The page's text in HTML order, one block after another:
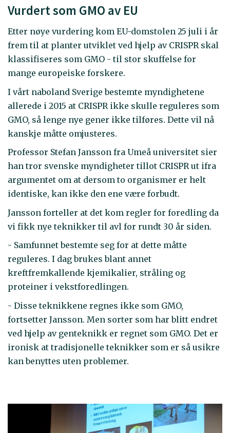
Vurdert som GMO av EU
Etter nøye vurdering kom EU-domstolen 25 juli i år
frem til at planter utviklet ved hjelp av CRISPR skal
klassifiseres som GMO - til stor skuffelse for
mange europeiske forskere.
I vårt naboland Sverige bestemte myndighetene
allerede i 2015 at CRISPR ikke skulle reguleres som
GMO, så lenge nye gener ikke tilføres. Dette vil nå
kanskje måtte omjusteres.
Professor Stefan Jansson fra Umeå universitet sier
han tror svenske myndigheter tillot CRISPR ut ifra
argumentet om at dersom to organismer er helt
identiske, kan ikke den ene være forbudt.
Jansson forteller at det kom regler for foredling da
vi fikk nye teknikker til avl for rundt 30 år siden.
- Samfunnet bestemte seg for at dette måtte
reguleres. I dag brukes blant annet
kreftfremkallende kjemikalier, stråling og
proteiner i vekstforedlingen.
- Disse teknikkene regnes ikke som GMO,
fortsetter Jansson. Men sorter som har blitt endret
ved hjelp av genteknikk er regnet som GMO. Det er
ironisk at tradisjonelle teknikker som er så usikre
kan benyttes uten problemer.